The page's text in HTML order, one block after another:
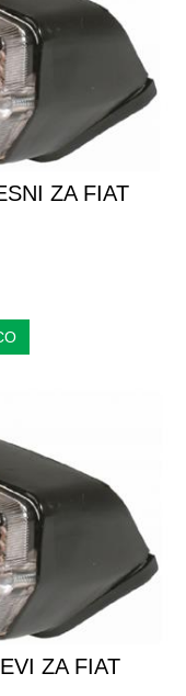
ZA FIAT
ZA FIAT